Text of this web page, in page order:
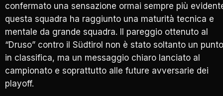
confermato una sensazione ormai sempre più
questa squadra ha raggiunto una maturità tecnica e
mentale da grande squadra. Il pareggio ottenuto al
“Druso” contro il Südtirol non è stato soltanto un punto
in classifica, ma un messaggio chiaro lanciato al
campionato e soprattutto alle future avversarie dei
playoff.